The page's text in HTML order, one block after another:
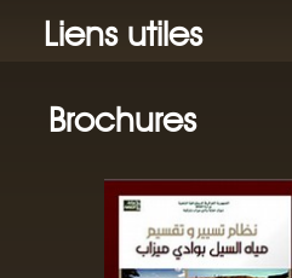
Liens utiles
Brochures